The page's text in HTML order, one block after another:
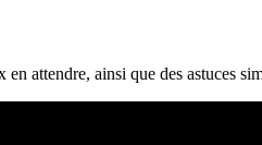
attendre, ainsi que des astuces